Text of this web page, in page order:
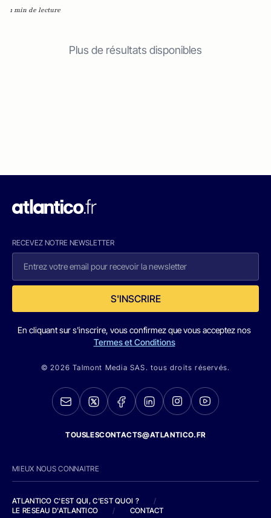
1 min de lecture
Plus de résultats disponibles
RECEVEZ NOTRE NEWSLETTER
S'INSCRIRE
En cliquant sur s'inscrire, vous confirmez que vous acceptez nos
Termes et Conditions
© 2026 Talmont Media SAS. tous droits réservés.
TOUSLESCONTACTS@ATLANTICO.FR
MIEUX NOUS CONNAITRE
ATLANTICO C'EST QUI, C'EST QUOI ?
/
LE RESEAU D'ATLANTICO
/ CONTACT